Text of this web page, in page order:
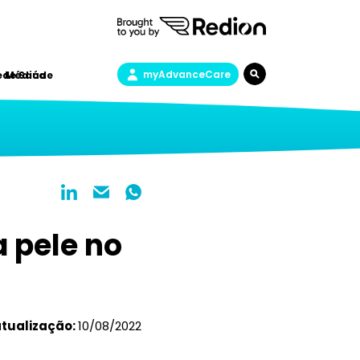
Saúde
Médica myAdvanceCare
pele no
10/08/2022